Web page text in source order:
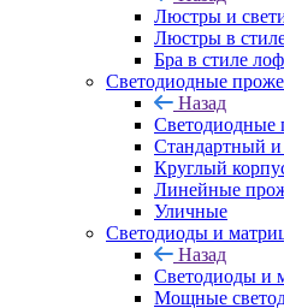
Люстры и
Люстры в
Бра в стиле
Светодиодные
Назад
Светодиодные
Стандартный
Круглый
Линейные
Уличные
Светодиоды и
Назад
Светодиоды и
Мощные